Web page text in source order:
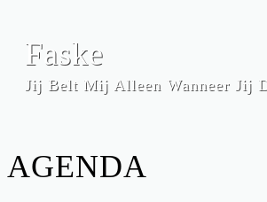
Faske
Jij Belt Mij Alleen Wanneer Jij
AGENDA